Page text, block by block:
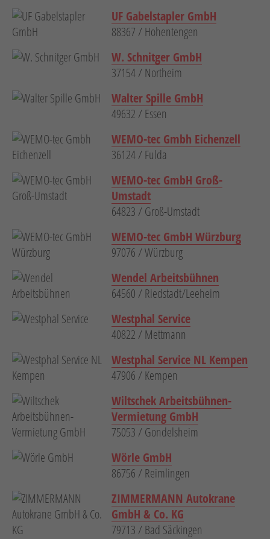
UF Gabelstapler GmbH
88367 / Hohentengen
W. Schnitger GmbH
37154 / Northeim
Walter Spille GmbH
49632 / Essen
WEMO-tec Gmbh Eichenzell
36124 / Fulda
WEMO-tec GmbH Groß-
Umstadt
64823 / Groß-Umstadt
WEMO-tec GmbH Würzburg
97076 / Würzburg
Wendel Arbeitsbühnen
64560 / Riedstadt/Leeheim
Westphal Service
40822 / Mettmann
Westphal Service NL Kempen
47906 / Kempen
Wiltschek Arbeitsbühnen-
Vermietung GmbH
75053 / Gondelsheim
Wörle GmbH
86756 / Reimlingen
ZIMMERMANN Autokrane
GmbH & Co. KG
79713 / Bad Säckingen